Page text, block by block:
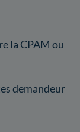
la CPAM ou
demandeur